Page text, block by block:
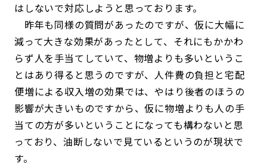
はしないで対応しようと思っております。
昨年も同様の質問があったのですが、仮に大幅に
減って大きな効果があったとして、それにもかかわ
らず人を手当てしていて、物増よりも多いというこ
とはあり得ると思うのですが、人件費の負担と宅配
便増による収入増の効果では、やはり後者のほうの
影響が大きいものですから、仮に物増よりも人の手
当ての方が多いということになっても構わないと思
っており、油断しないで見ているというのが現状で
す。